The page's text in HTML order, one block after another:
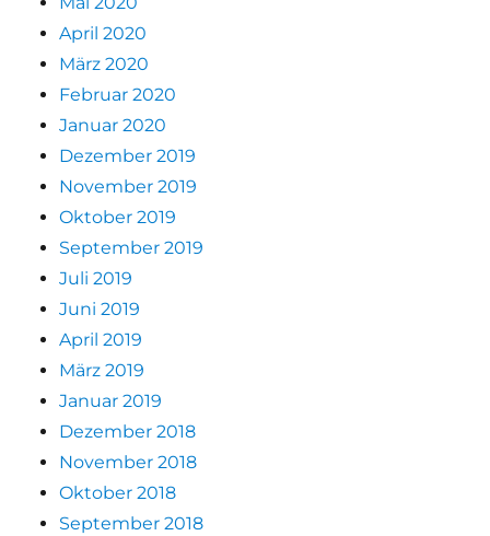
April 2020
März 2020
Februar 2020
Januar 2020
Dezember 2019
November 2019
Oktober 2019
September 2019
Juli 2019
Juni 2019
April 2019
März 2019
Januar 2019
Dezember 2018
November 2018
Oktober 2018
September 2018